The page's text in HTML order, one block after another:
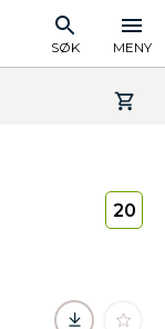
SØK MENY
20